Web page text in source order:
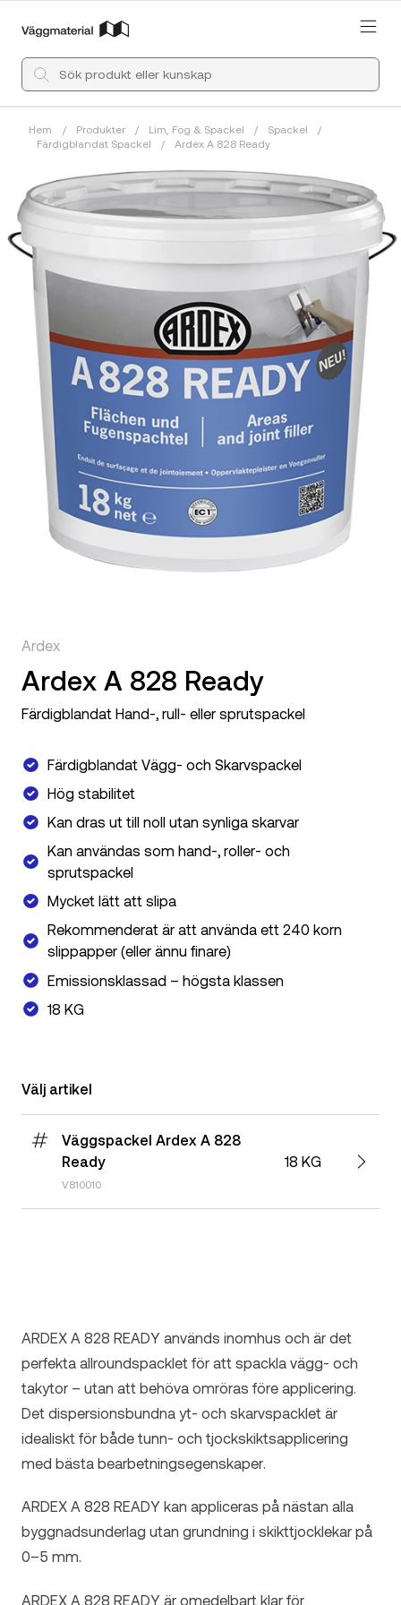
Hem / Produkter / Lim, Fog & Spackel / Spackel
/
Färdigblandat Spackel
/ Ardex A 828 Ready
Ardex
Ardex A 828 Ready
Färdigblandat Hand-, rull- eller sprutspackel
Färdigblandat Vägg- och Skarvspackel
Hög stabilitet
Kan dras ut till noll utan synliga skarvar
Kan användas som hand-, roller- och
sprutspackel
Mycket lätt att slipa
Rekommenderat är att använda ett 240 korn
slippapper (eller ännu finare)
Emissionsklassad – högsta klassen
18 KG
Välj artikel
Väggspackel Ardex A 828
Ready
V810010
18 KG
ARDEX A 828 READY används inomhus och är det
perfekta allroundspacklet för att spackla vägg- och
takytor – utan att behöva omröras före applicering.
Det dispersionsbundna yt- och skarvspacklet är
idealiskt för både tunn- och tjockskiktsapplicering
med bästa bearbetningsegenskaper.
ARDEX A 828 READY kan appliceras på nästan alla
byggnadsunderlag utan grundning i skikttjocklekar på
0–5 mm.
ARDEX A 828 READY är omedelbart klar för